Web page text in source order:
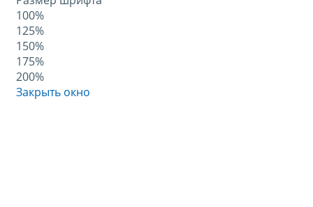
100%
125%
150%
175%
200%
Закрыть окно